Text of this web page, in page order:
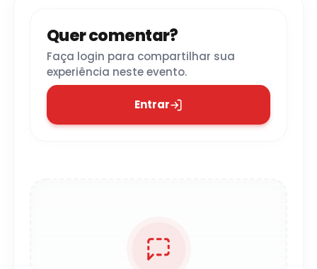
Quer comentar?
Faça login para compartilhar sua
experiência neste evento.
Entrar